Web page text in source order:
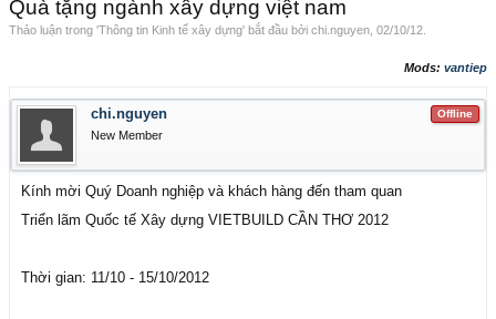
Quà tặng ngành xây dựng việt nam
Thảo luận trong 'Thông tin Kinh tế xây dựng' bắt đầu bởi chi.nguyen 02/10/12
Mods: vantiep
Offline
chi.nguyen
New Member
Kính mời Quý Doanh nghiệp và khách hàng đến tham quan
Triển lãm Quốc tế Xây dựng VIETBUILD CẦN THƠ 2012
Thời gian: 11/10 - 15/10/2012